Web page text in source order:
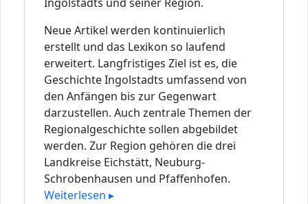
Neue Artikel werden kontinuierlich
erstellt und das Lexikon so laufend
erweitert. Langfristiges Ziel ist es, die
Geschichte Ingolstadts umfassend von
den Anfängen bis zur Gegenwart
darzustellen. Auch zentrale Themen der
Regionalgeschichte sollen abgebildet
werden. Zur Region gehören die drei
Landkreise Eichstätt, Neuburg-
Schrobenhausen und Pfaffenhofen.
Weiterlesen ▸